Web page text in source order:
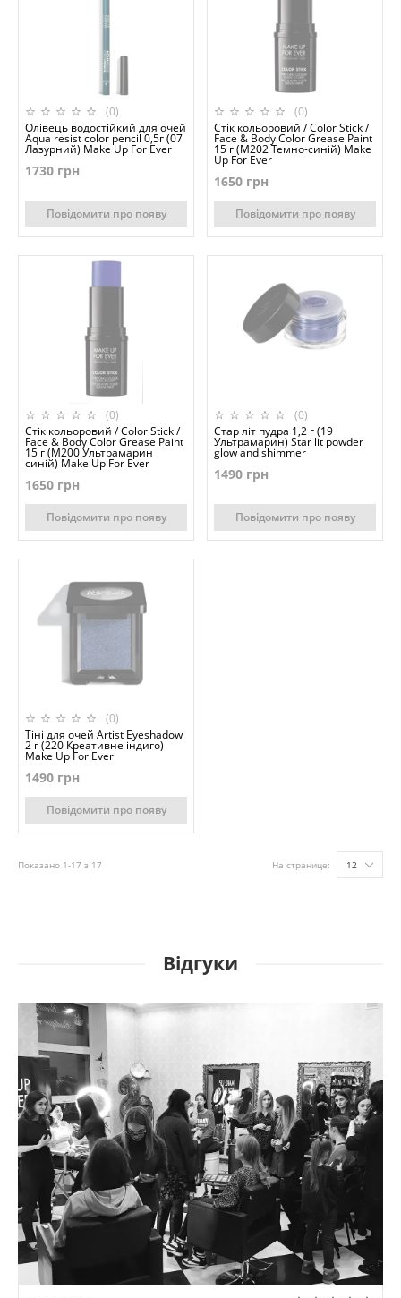
(0)
Олівець водостійкий для очей
Aqua resist color pencil 0,5г (07
Лазурний) Make Up For Ever
1730 грн
Повідомити про появу
(0)
Стік кольоровий / Color Stick /
Face & Body Color Grease Paint
15 г (M202 Темно-синій) Make
Up For Ever
1650 грн
Повідомити про появу
(0)
Стік кольоровий / Color Stick /
Face & Body Color Grease Paint
15 г (M200 Ультрамарин
синій) Make Up For Ever
1650 грн
Повідомити про появу
(0)
Стар літ пудра 1,2 г (19
Ультрамарин) Star lit powder
glow and shimmer
1490 грн
Повідомити про появу
(0)
Тіні для очей Artist Eyeshadow
2 г (220 Креативне індиго)
Make Up For Ever
1490 грн
Повідомити про появу
Показано 1-17 з 17 На странице: 12
Відгуки